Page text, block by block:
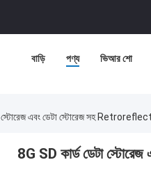
বাড়ি পণ্য ভিআর শো
স্টোরেজ এবং ডেটা স্টোরেজ সহ
8G SD কার্ড ডেটা